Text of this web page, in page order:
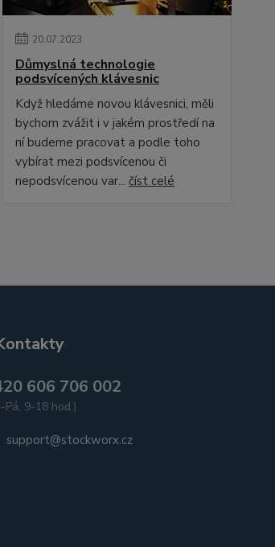
20.07.2023
Důmyslná technologie
podsvícených klávesnic
Když hledáme novou klávesnici, měli
bychom zvážit i v jakém prostředí na
ní budeme pracovat a podle toho
vybírat mezi podsvícenou či
nepodsvícenou var...číst celé
606 706 002
Pá, 9-18 hod.)
support@stockworx.cz